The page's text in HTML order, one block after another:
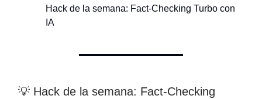
Hack de la semana: Fact-Checking Turbo con
IA
💡 Hack de la semana: Fact-Checking